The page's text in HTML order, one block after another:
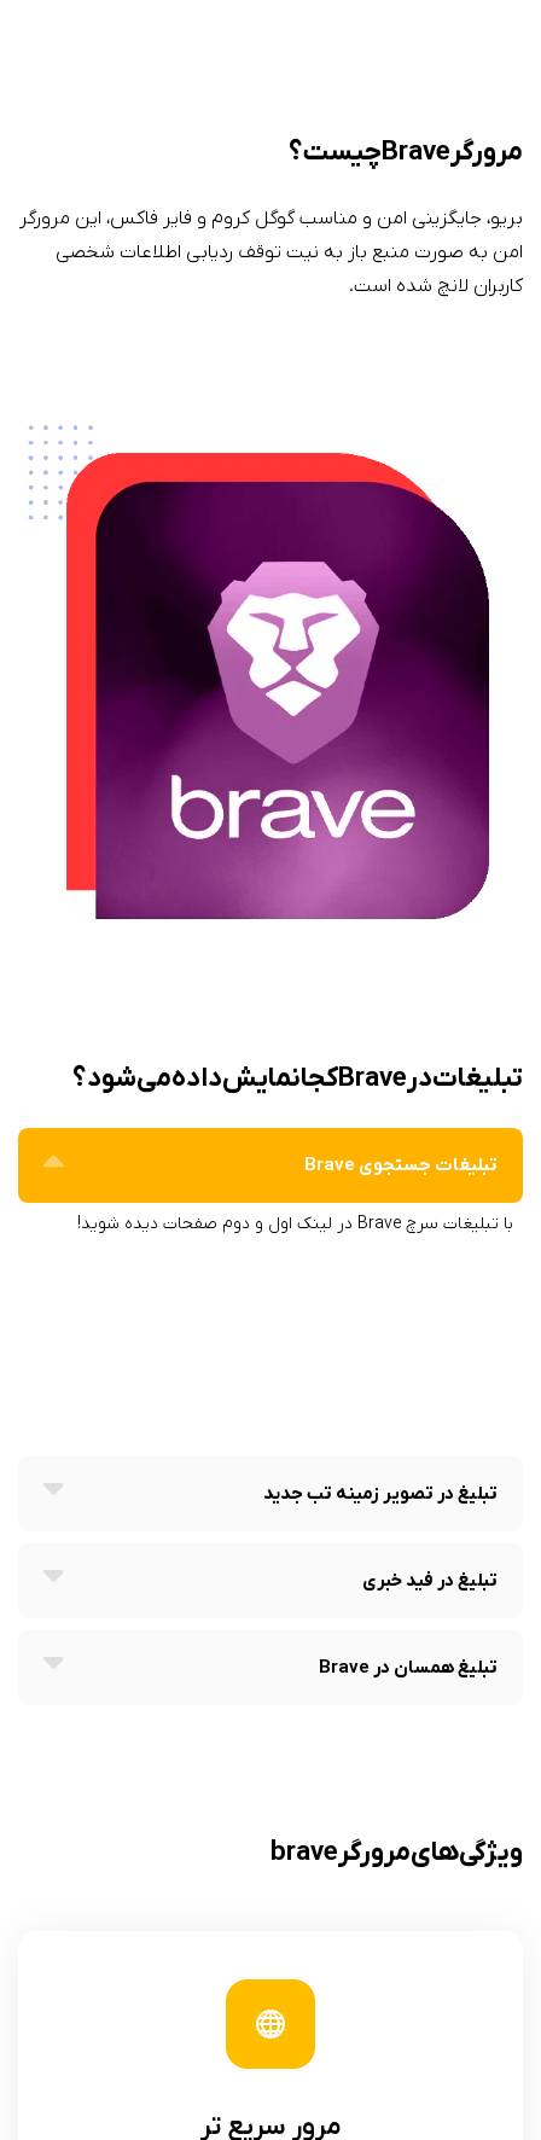
مرورگر Brave چیست؟
بریو، جایگزینی امن و مناسب گوگل کروم و فایر فاکس، این مرورگر
امن به صورت منبع باز به نیت توقف ردیابی اطلاعات شخصی
کاربران لانچ شده است.
تبلیغات در Brave کجا نمایش داده می‌شود؟
تبلیغات جستجوی Brave
با تبلیغات سرچ Brave در لینک اول و دوم صفحات دیده شوید!
تبلیغ در تصویر زمینه تب جدید
تبلیغ در فید خبری
تبلیغ همسان در Brave
ویژگی های مرورگر brave
مرور سریع تر